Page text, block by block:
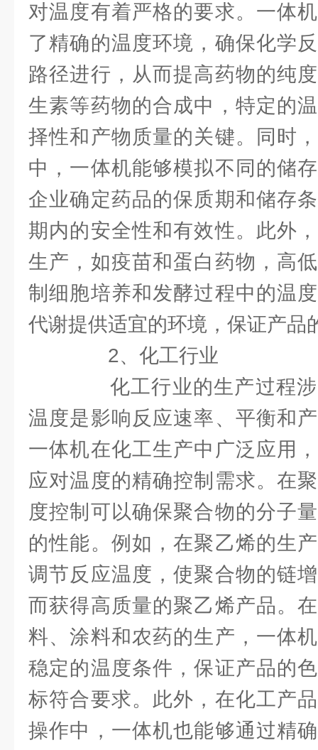
对温度有着严格的要求。一体
了精确的温度环境，确保化学
路径进行，从而提高药物的纯
生素等药物的合成中，特定的
择性和产物质量的关键。同时
中，一体机能够模拟不同的储
企业确定药品的保质期和储存
期内的安全性和有效性。此外
生产，如疫苗和蛋白药物，高
制细胞培养和发酵过程中的温
代谢提供适宜的环境，保证产品
2、化工行业
化工行业的生产过程涉
温度是影响反应速率、平衡和
一体机在化工生产中广泛应用
应对温度的精确控制需求。在
度控制可以确保聚合物的分子
的性能。例如，在聚乙烯的生
调节反应温度，使聚合物的链
而获得高质量的聚乙烯产品。
料、涂料和农药的生产，一体
稳定的温度条件，保证产品的
标符合要求。此外，在化工产
操作中，一体机也能够通过精